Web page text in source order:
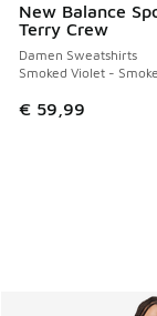
New Balance
Terry Crew
Damen Sweatshirts
Smoked Violet -
€ 59,99